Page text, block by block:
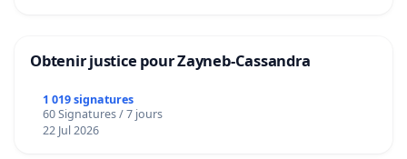
Obtenir justice pour Zayneb-Cassandra
1 019 signatures
60 Signatures / 7 jours
22 Jul 2026